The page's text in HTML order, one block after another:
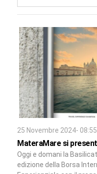
25 Novembre 2024- 08:55
MateraMare si
Oggi e domani la
edizione della Borsa